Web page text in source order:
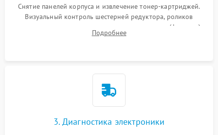
Снятие панелей корпуса и извлечение тонер-картриджей.
Визуальный контроль шестерней редуктора, роликов
захвата, термопленки и прижимного вала в печи (фьюзере).
Проверка оптики сканера на загрязнения.
Подробнее
3. Диагностика электроники